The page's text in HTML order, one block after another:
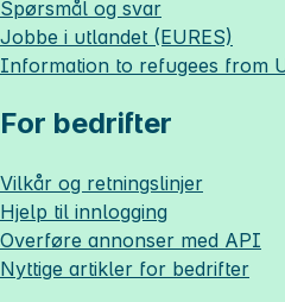
Spørsmål og svar
Jobbe i utlandet (EURES)
Information to refugees from
For bedrifter
Vilkår og retningslinjer
Hjelp til innlogging
Overføre annonser med API
Nyttige artikler for bedrifter